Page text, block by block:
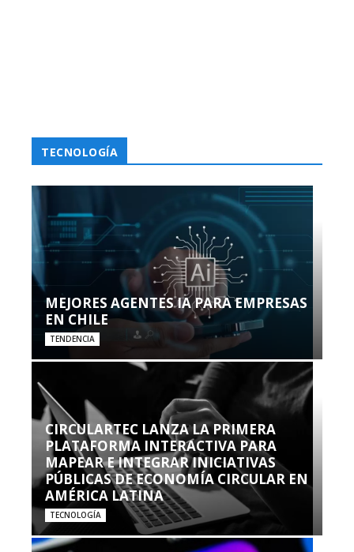
TECNOLOGÍA
MEJORES AGENTES IA PARA EMPRESAS
EN CHILE
TENDENCIA
CIRCULARTEC LANZA LA PRIMERA
PLATAFORMA INTERACTIVA PARA
MAPEAR E INTEGRAR INICIATIVAS
PÚBLICAS DE ECONOMÍA CIRCULAR EN
AMÉRICA LATINA
TECNOLOGÍA